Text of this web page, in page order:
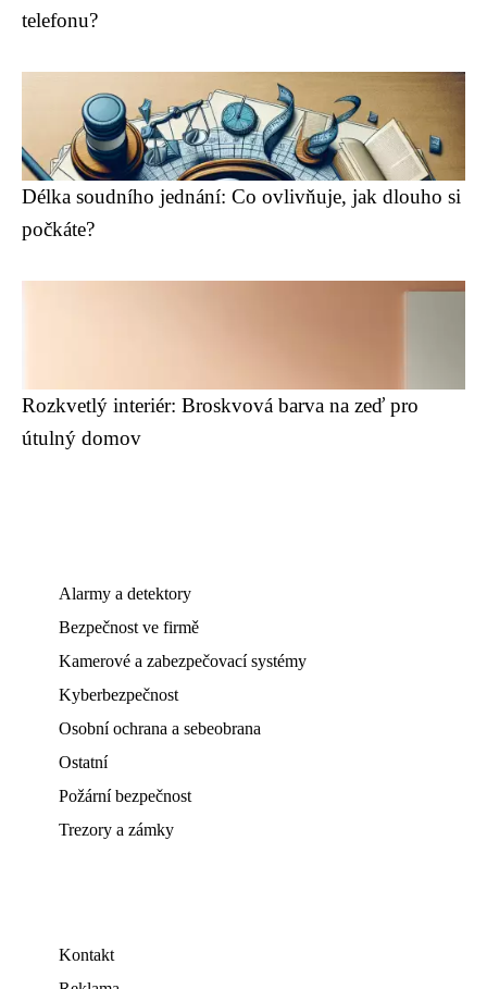
telefonu?
Délka soudního jednání: Co ovlivňuje, jak dlouho si
počkáte?
Rozkvetlý interiér: Broskvová barva na zeď pro
útulný domov
Alarmy a detektory
Bezpečnost ve firmě
Kamerové a zabezpečovací systémy
Kyberbezpečnost
Osobní ochrana a sebeobrana
Ostatní
Požární bezpečnost
Trezory a zámky
Kontakt